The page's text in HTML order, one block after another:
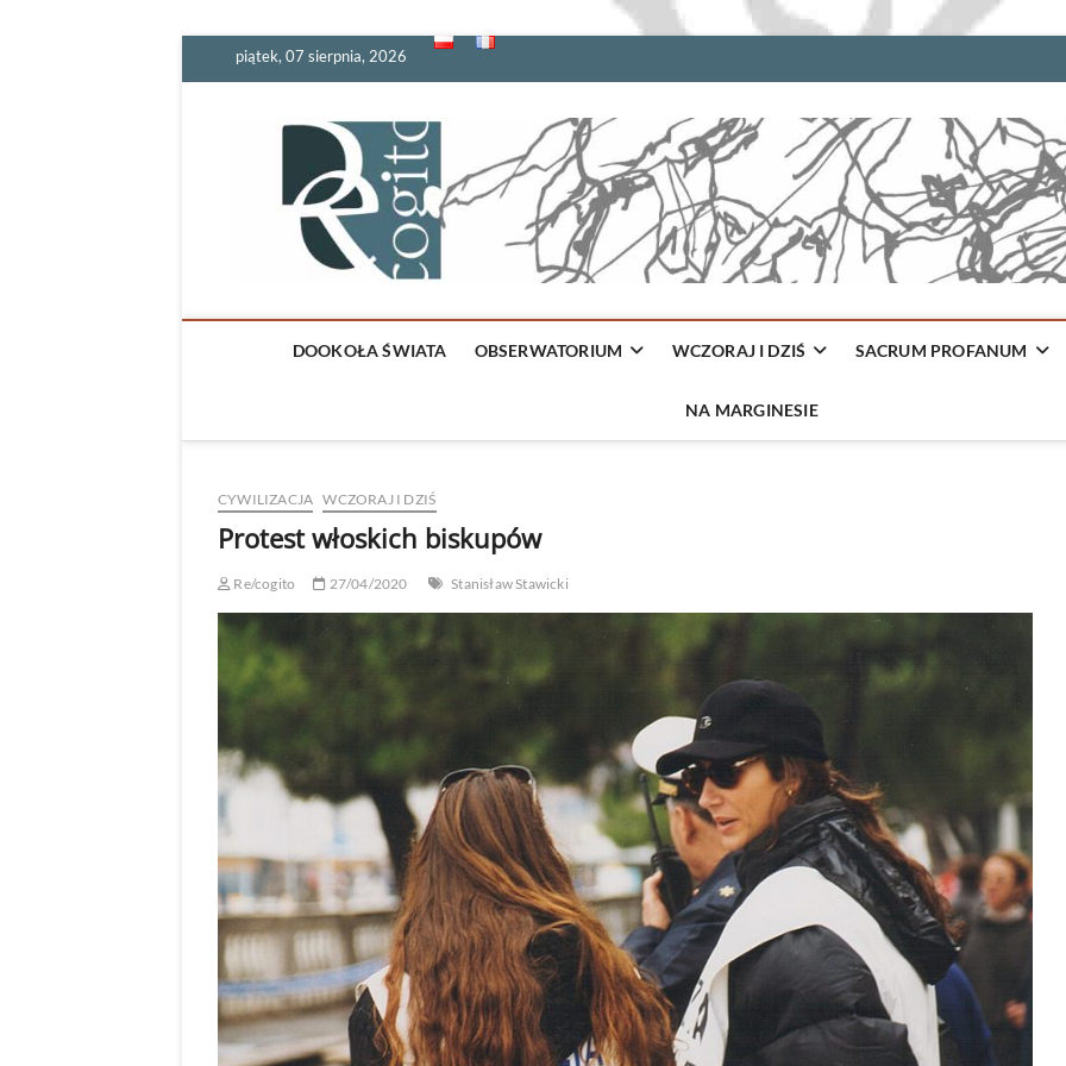
piątek, 07 sierpnia, 2026
DOOKOŁA ŚWIATA OBSERWATORIUM WCZORAJ I DZIŚ SACRUM PROFANUM
NA MARGINESIE
CYWILIZACJA WCZORAJ I DZIŚ
Protest włoskich biskupów
Re/cogito 27/04/2020 Stanisław Stawicki